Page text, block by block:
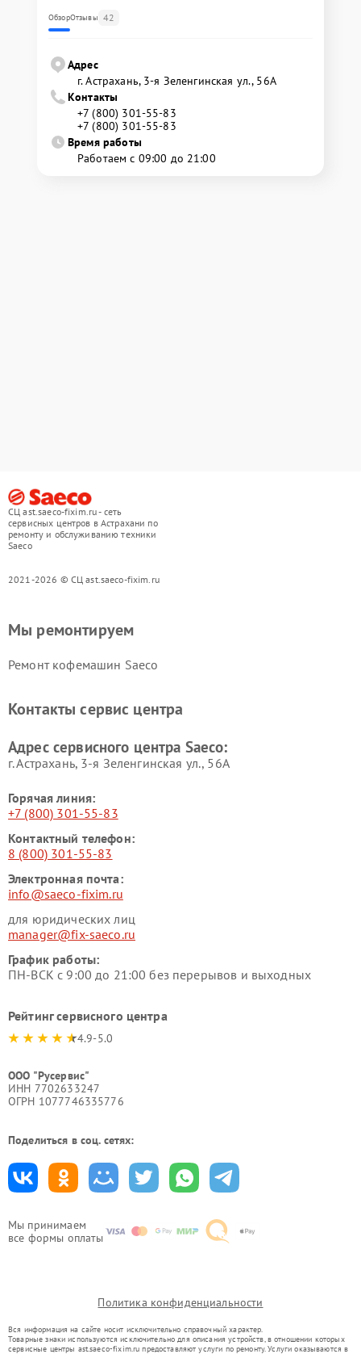
ОбзорОтзывы 42
Адрес
г. Астрахань, 3-я Зеленгинская ул., 56А
Контакты
+7 (800) 301-55-83
+7 (800) 301-55-83
Время работы
Работаем с 09:00 до 21:00
СЦ ast.saeco-fixim.ru - сеть
сервисных центров в Астрахани по
ремонту и обслуживанию техники
Saeco
2021-2026 © СЦ ast.saeco-fixim.ru
Мы принимаем
все формы оплаты
Мы ремонтируем
Ремонт кофемашин Saeco
Контакты сервис центра
Адрес сервисного центра Saeco:
г. Астрахань, 3-я Зеленгинская ул., 56А
Горячая линия:
+7 (800) 301-55-83
Контактный телефон:
8 (800) 301-55-83
Электронная почта:
info@saeco-fixim.ru
для юридических лиц
manager@fix-saeco.ru
График работы:
ПН-ВСК с 9:00 до 21:00 без перерывов и выходных
Рейтинг сервисного центра
4.9-5.0
ООО "Русервис"
ИНН 7702633247
ОГРН 1077746335776
Поделиться в соц. сетях:
Политика конфиденциальности
Вся информация на сайте носит исключительно справочный характер.
Товарные знаки используются исключительно для описания устройств, в отношении которых
сервисные центры ast.saeco-fixim.ru предоставляют услуги по ремонту. Услуги оказываются в